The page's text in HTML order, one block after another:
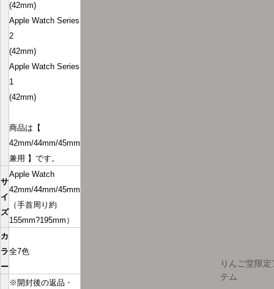
りんご堂限
テム
(42mm)
Apple Watch Series
2
(42mm)
Apple Watch Series
1
(42mm)
商品は【
42mm/44mm/45mm
兼用 】です。
サ
イ
ズ
Apple Watch
42mm/44mm/45mm
（手首周り約
155mm?195mm）
カ
ラ
ー
全7色
※開封後の返品・